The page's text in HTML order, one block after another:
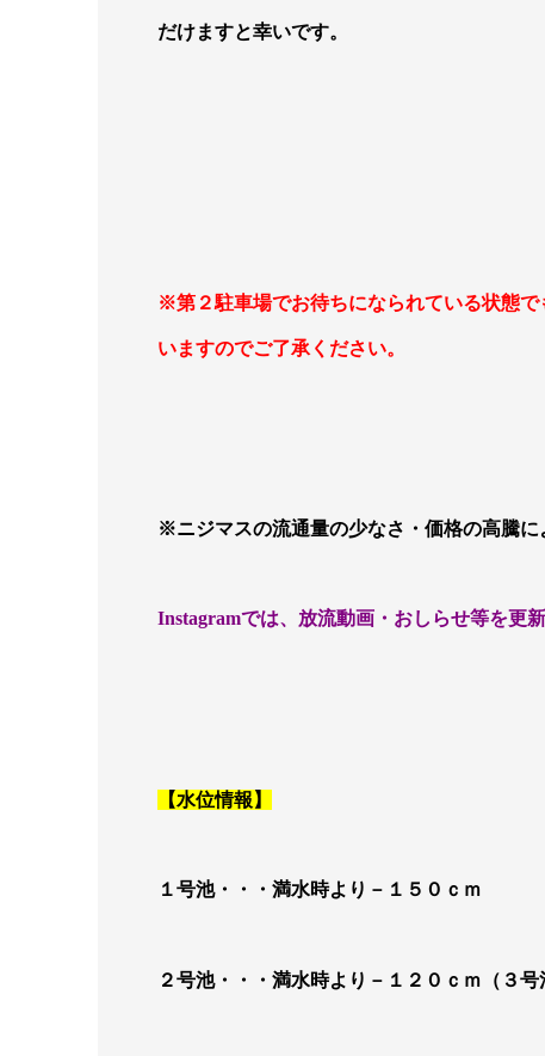
だけますと幸いです。
※第２駐車場でお待ちになられている状態
いますのでご了承ください。
※ニジマスの流通量の少なさ・価格の高騰に
Instagramでは、放流動画・おしらせ等を更新
【水位情報】
１号池・・・満水時より－１５０ｃｍ
２号池・・・満水時より－１２０ｃｍ（３号